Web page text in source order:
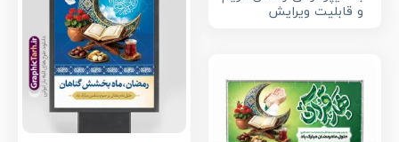
و قابلیت ویرایش